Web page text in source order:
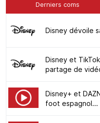
Derniers coms
Disney dévoile
Disney et
partage de
Disney+ et
foot espagnol...